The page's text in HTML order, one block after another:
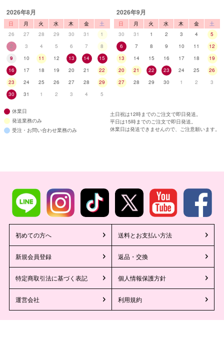
2026年8月
日 月 火 水 木 金
土
26
27 28 29 30 31
1
2
3 4 5 6 7
8
9
10 11 12 13 14
15
16
17 18 19 20 21
22
23
24 25 26 27 28
29
30
31 1 2 3 4 5
2026年9月
日 月 火 水 木 金
土
30
31 1 2 3 4
5
6
7 8 9 10 11
12
13
14 15 16 17 18
19
20
21 22 23 24 25
26
27
28 29 30 1 2 3
休業日
発送業務のみ
受注・お問い合わせ業務のみ
土日祝は12時までのご注文で即日発送。
平日は15時までのご注文で即日発送。
休業日は発送できませんので、ご注意願います。
初めての方へ 送料とお支払い方法
新規会員登録 返品・交換
特定商取引法に基づく表記 個人情報保護方針
運営会社 利用規約